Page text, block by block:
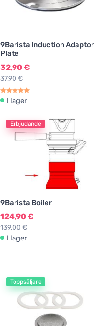
9Barista Induction Adaptor
Plate
32,90 €
37,90 €
I lager
Erbjudande
9Barista Boiler
124,90 €
139,00 €
I lager
Toppsäljare